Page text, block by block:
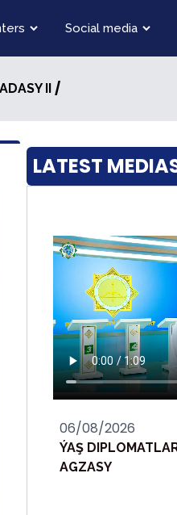
Social media
II /
LATEST
06/08/2026
ÝAŞ
AGZASY